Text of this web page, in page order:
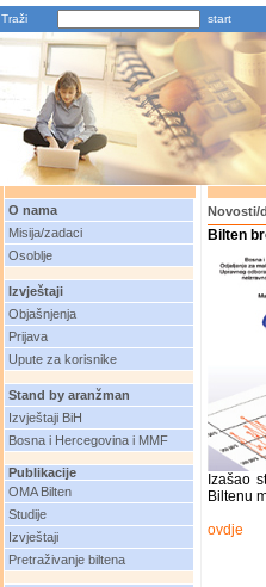
Traži
O nama
Misija/zadaci
Osoblje
Izvještaji
Objašnjenja
Prijava
Upute za korisnike
Stand by aranžman
Izvještaji BiH
Bosna i Hercegovina i MMF
Publikacije
OMA Bilten
Studije
Izvještaji
Pretraživanje biltena
Novosti/
Bilten
Izašao
Biltenu
ovdje